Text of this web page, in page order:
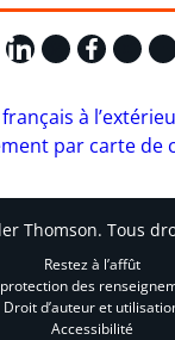
LinkedIn
X
à
par carte de
Thomson. Tous
Restez à l’affût
des
Droit d’auteur et
Accessibilité